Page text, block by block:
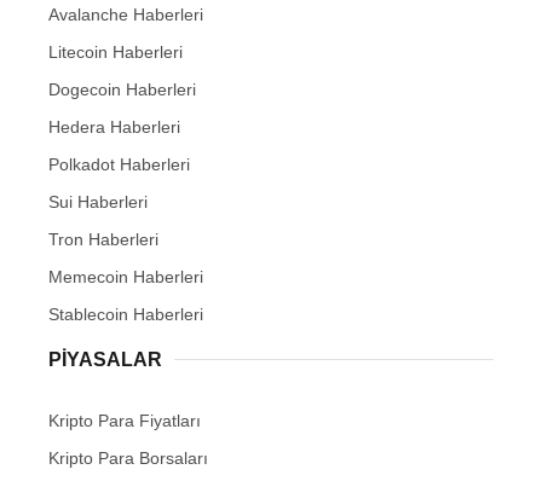
Avalanche Haberleri
Litecoin Haberleri
Dogecoin Haberleri
Hedera Haberleri
Polkadot Haberleri
Sui Haberleri
Tron Haberleri
Memecoin Haberleri
Stablecoin Haberleri
PIYASALAR
Kripto Para Fiyatları
Kripto Para Borsaları